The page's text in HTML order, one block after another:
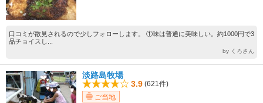
口コミが散見されるので少しフォローします。 ①味は普通に美味しい。約1000円で3
品チョイスし...
by くろさん
淡路島牧場
3.9 (621件)
ご当地